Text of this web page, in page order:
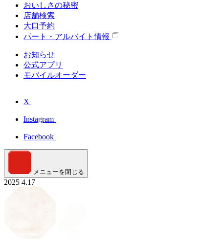
おいしさの秘密
店舗検索
大口予約
パート・アルバイト情報
お知らせ
公式アプリ
モバイルオーダー
X
Instagram
Facebook
メニューを閉じる
2025 4.17